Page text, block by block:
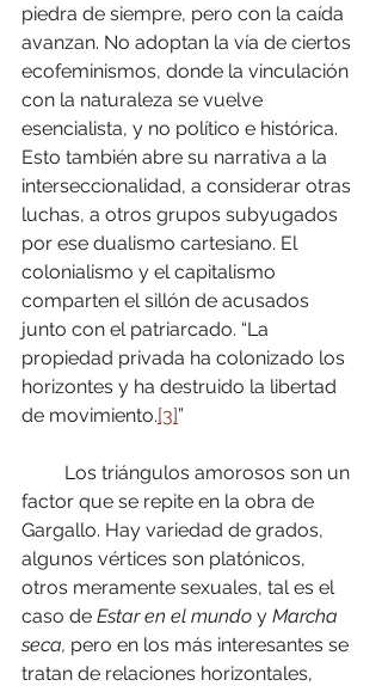
piedra de siempre, pero con la caída
avanzan. No adoptan la vía de ciertos
ecofeminismos, donde la vinculación
con la naturaleza se vuelve
esencialista, y no político e histórica.
Esto también abre su narrativa a la
interseccionalidad, a considerar otras
luchas, a otros grupos subyugados
por ese dualismo cartesiano. El
colonialismo y el capitalismo
comparten el sillón de acusados
junto con el patriarcado. “La
propiedad privada ha colonizado los
horizontes y ha destruido la libertad
de movimiento.[3]”
Los triángulos amorosos son un
factor que se repite en la obra de
Gargallo. Hay variedad de grados,
algunos vértices son platónicos,
otros meramente sexuales, tal es el
caso de Estar en el mundo y Marcha
seca, pero en los más interesantes se
tratan de relaciones horizontales,